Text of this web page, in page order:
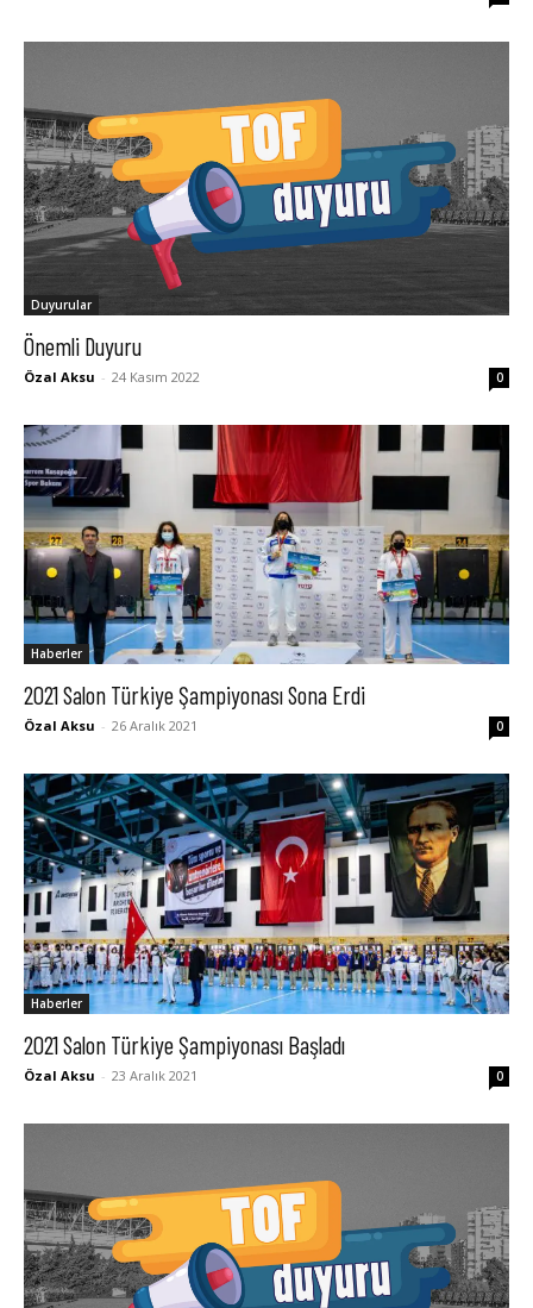
Duyurular
Önemli Duyuru
Özal Aksu - 24 Kasım 2022 0
Haberler
2021 Salon Türkiye Şampiyonası Sona Erdi
Özal Aksu - 26 Aralık 2021 0
Haberler
2021 Salon Türkiye Şampiyonası Başladı
Özal Aksu - 23 Aralık 2021 0